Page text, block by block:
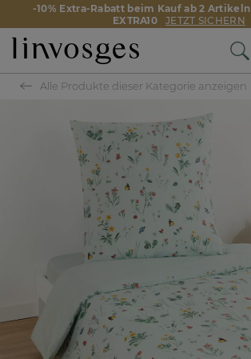
-10% Extra-Rabatt beim Kauf ab 2 Artikeln
EXTRA10
JETZT SICHERN
Alle Produkte dieser Kategorie anzeigen